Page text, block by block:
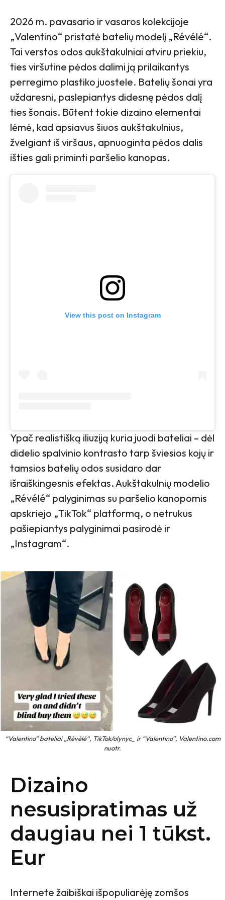
2026 m. pavasario ir vasaros kolekcijoje
„Valentino“ pristatė batelių modelį „Révélé“.
Tai verstos odos aukštakulniai atviru priekiu,
ties viršutine pėdos dalimi ją prilaikantys
perregimo plastiko juostele. Batelių šonai yra
uždaresni, paslepiantys didesnę pėdos dalį
ties šonais. Būtent tokie dizaino elementai
lėmė, kad apsiavus šiuos aukštakulnius,
žvelgiant iš viršaus, apnuoginta pėdos dalis
išties gali priminti paršelio kanopas.
View this post on Instagram
Ypač realistišką iliuziją kuria juodi bateliai – dėl
didelio spalvinio kontrasto tarp šviesios kojų ir
tamsios batelių odos susidaro dar
išraiškingesnis efektas. Aukštakulnių modelio
„Révélé“ palyginimas su paršelio kanopomis
apskriejo „TikTok“ platformą, o netrukus
pašiepiantys palyginimai pasirodė ir
„Instagram“.
“Valentino” bateliai „Révélé“, TikTok/olynyc_ ir “Valentino”, Valentino.com
nuotr.
Dizaino
nesusipratimas už
daugiau nei 1 tūkst.
Eur
Internete žaibiškai išpopuliarėję zomšos